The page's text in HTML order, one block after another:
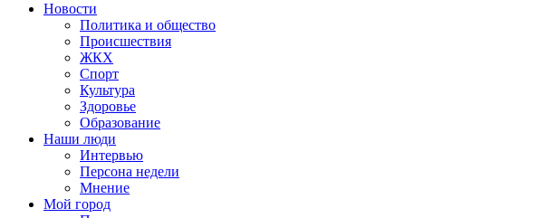
Новости
Политика и общество
Происшествия
ЖКХ
Спорт
Культура
Здоровье
Образование
Наши люди
Интервью
Персона недели
Мнение
Мой город